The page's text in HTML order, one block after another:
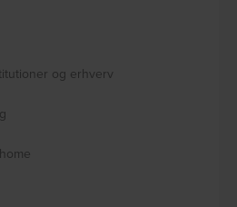
og erhverv